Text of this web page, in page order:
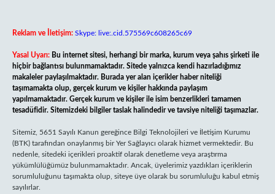
Reklam ve İletişim: Skype: live:.cid.575569c608265c69
Yasal Uyarı: Bu internet sitesi, herhangi bir marka, kurum veya şahıs şirketi ile
hiçbir bağlantısı bulunmamaktadır. Sitede yalnızca kendi hazırladığımız
makaleler paylaşılmaktadır. Burada yer alan içerikler haber niteliği
taşımamakta olup, gerçek kurum ve kişiler hakkında paylaşım
yapılmamaktadır. Gerçek kurum ve kişiler ile isim benzerlikleri tamamen
tesadüfidir. Sitemizdeki bilgiler taslak halindedir ve tavsiye niteliği taşımazlar.
Sitemiz, 5651 Sayılı Kanun gereğince Bilgi Teknolojileri ve İletişim Kurumu
(BTK) tarafından onaylanmış bir Yer Sağlayıcı olarak hizmet vermektedir. Bu
nedenle, sitedeki içerikleri proaktif olarak denetleme veya araştırma
yükümlülüğümüz bulunmamaktadır. Ancak, üyelerimiz yazdıkları içeriklerin
sorumluluğunu taşımakta olup, siteye üye olarak bu sorumluluğu kabul etmiş
sayılırlar.